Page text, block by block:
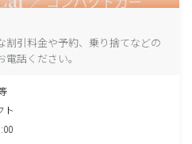
割引料金や予約、乗り捨てなどの
話ください。
ト